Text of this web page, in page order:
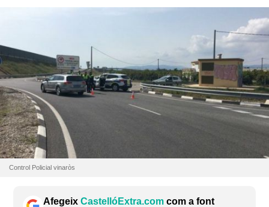
Control Policial vinaròs
Afegeix CastellóExtra.com com a font